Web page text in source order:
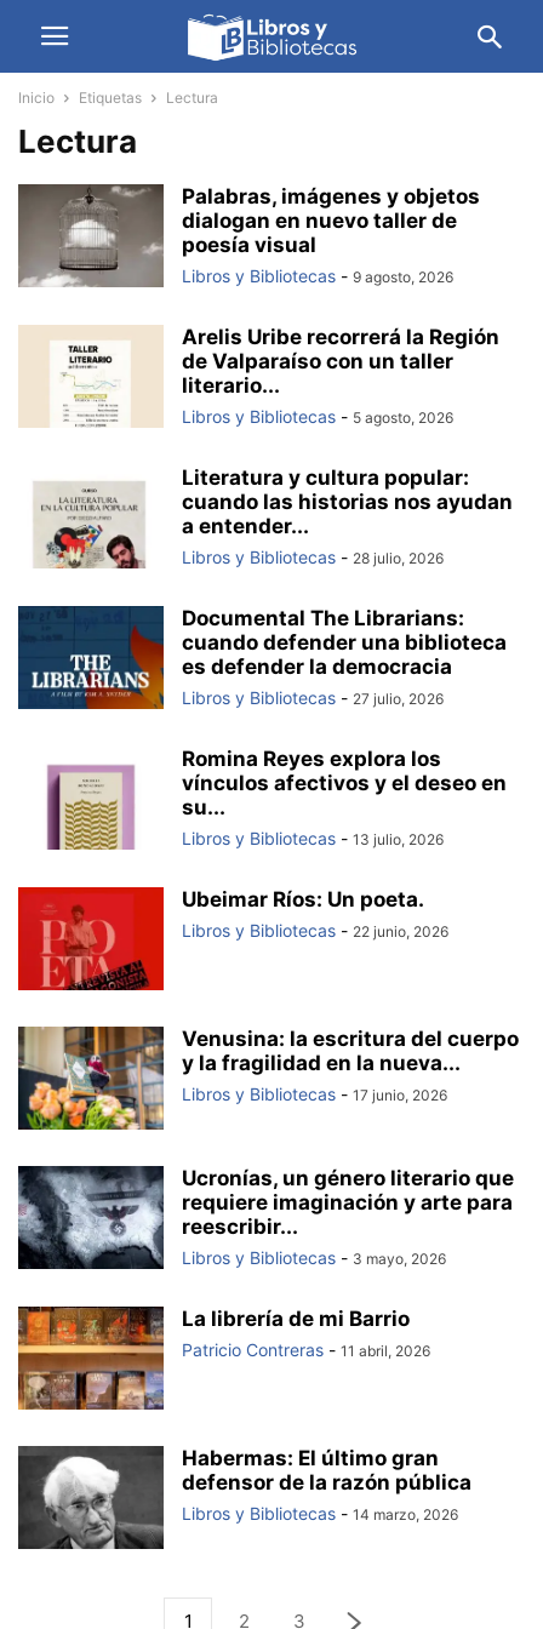
Inicio Etiquetas Lectura
Lectura
Palabras, imágenes y objetos
dialogan en nuevo taller de
poesía visual
Libros y Bibliotecas - 9 agosto, 2026
Arelis Uribe recorrerá la Región
de Valparaíso con un taller
literario...
Libros y Bibliotecas - 5 agosto, 2026
Literatura y cultura popular:
cuando las historias nos ayudan
a entender...
Libros y Bibliotecas - 28 julio, 2026
Documental The Librarians:
cuando defender una biblioteca
es defender la democracia
Libros y Bibliotecas - 27 julio, 2026
Romina Reyes explora los
vínculos afectivos y el deseo en
su...
Libros y Bibliotecas - 13 julio, 2026
Ubeimar Ríos: Un poeta.
Libros y Bibliotecas - 22 junio, 2026
Venusina: la escritura del cuerpo
y la fragilidad en la nueva...
Libros y Bibliotecas - 17 junio, 2026
Ucronías, un género literario que
requiere imaginación y arte para
reescribir...
Libros y Bibliotecas - 3 mayo, 2026
La librería de mi Barrio
Patricio Contreras - 11 abril, 2026
Habermas: El último gran
defensor de la razón pública
Libros y Bibliotecas - 14 marzo, 2026
1 2 3